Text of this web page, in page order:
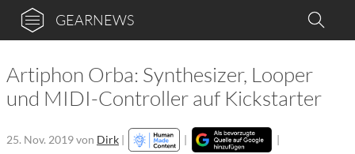
GEARNEWS
Artiphon Orba: Synthesizer, Looper
und MIDI-Controller auf Kickstarter
25. Nov. 2019von Dirk | |
|